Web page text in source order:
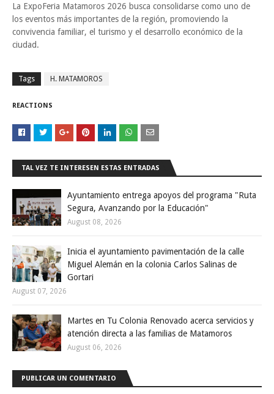
La ExpoFeria Matamoros 2026 busca consolidarse como uno de
los eventos más importantes de la región, promoviendo la
convivencia familiar, el turismo y el desarrollo económico de la
ciudad.
Tags H. MATAMOROS
REACTIONS
TAL VEZ TE INTERESEN ESTAS ENTRADAS
Ayuntamiento entrega apoyos del programa "Ruta
Segura, Avanzando por la Educación"
August 08, 2026
Inicia el ayuntamiento pavimentación de la calle
Miguel Alemán en la colonia Carlos Salinas de
Gortari
August 07, 2026
Martes en Tu Colonia Renovado acerca servicios y
atención directa a las familias de Matamoros
August 06, 2026
PUBLICAR UN COMENTARIO